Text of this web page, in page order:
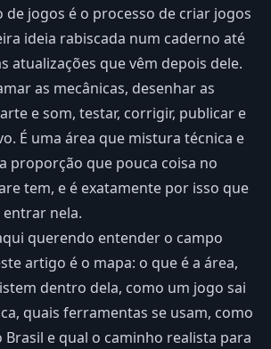
de jogos é o processo de criar jogos
ideia rabiscada num caderno até
atualizações que vêm depois dele.
as mecânicas, desenhar as
e som, testar, corrigir, publicar e
É uma área que mistura técnica e
proporção que pouca coisa no
tem, e é exatamente por isso que
nela.
querendo entender o campo
artigo é o mapa: o que é a área,
dentro dela, como um jogo sai
quais ferramentas se usam, como
Brasil e qual o caminho realista para